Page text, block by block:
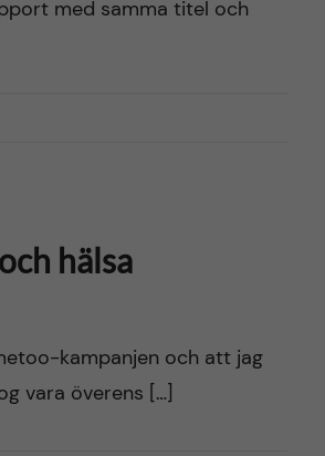
med samma titel och
hälsa
kampanjen och att jag
vara överens […]